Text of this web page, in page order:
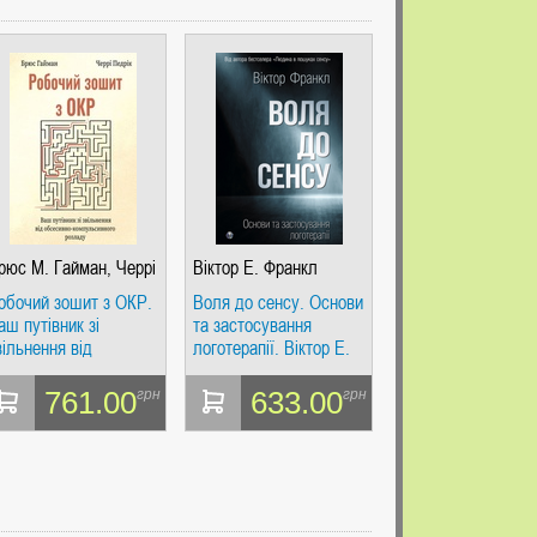
М. Гайман, Черрі
зошит з ОКР.
путівник зі
від
Брюс М.
Видавництво
761.00грн
Віктор Е. Франкл
Воля до сенсу. Основи
та застосування
логотерапії. Віктор Е.
Франкл. Видавництво
Ростислава Бурлаки
633.00грн